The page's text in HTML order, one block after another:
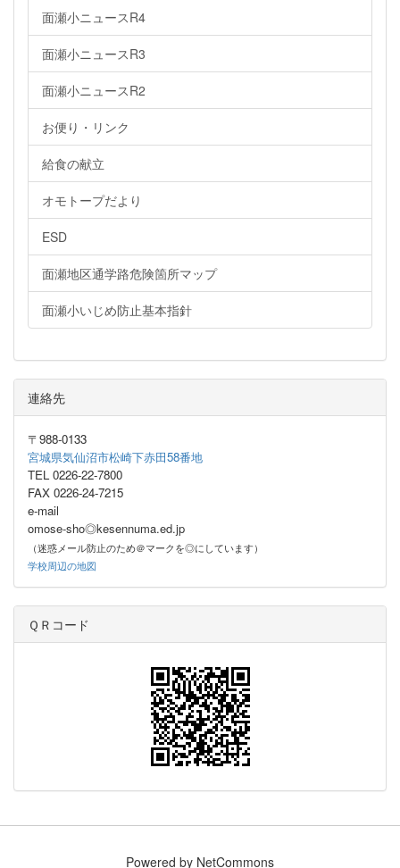
面瀬小ニュースR4
面瀬小ニュースR3
面瀬小ニュースR2
お便り・リンク
給食の献立
オモトープだより
ESD
面瀬地区通学路危険箇所マップ
面瀬小いじめ防止基本指針
連絡先
〒988-0133
宮城県気仙沼市松崎下赤田58番地
TEL 0226-22-7800
FAX 0226-24-7215
e-mail
omose-sho◎kesennuma.ed.jp
（迷惑メール防止のため＠マークを◎にしています）
学校周辺の地図
ＱＲコード
Powered by NetCommons